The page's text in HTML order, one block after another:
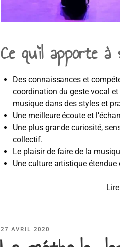
Ce qu’il apporte à
Des connaissances et
coordination du geste vocal
musique dans des styles et
Une meilleure écoute et
Une plus grande curiosité,
collectif.
Le plaisir de faire de la
Une culture artistique étendue
PUBLIÉ
27 AVRIL 2020